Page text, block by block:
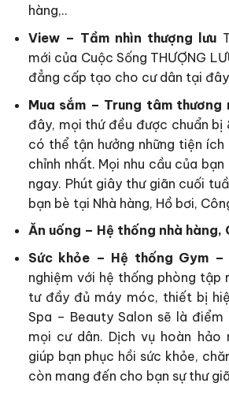
hàng,..
View – Tầm nhìn thượng lưu
mới của Cuộc Sống THƯỢNG
đẳng cấp tạo cho cư dân tại
Mua sắm – Trung tâm thương
đây, mọi thứ đều được chuẩn bị
có thể tận hưởng những tiện
chỉnh nhất. Mọi nhu cầu của
ngay. Phút giây thư giãn cuối
bạn bè tại Nhà hàng, Hồ bơi,
Ăn uống – Hệ thống nhà hàng,
Sức khỏe – Hệ thống Gym –
nghiệm với hệ thống phòng tập
tư đầy đủ máy móc, thiết bị
Spa – Beauty Salon sẽ là
mọi cư dân. Dịch vụ hoàn hảo
giúp bạn phục hồi sức khỏe,
còn mang đến cho bạn sự thư